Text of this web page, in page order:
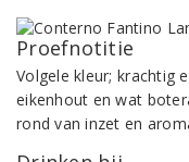
Proefnotitie
Volgele kleur; krachtig
eikenhout en wat
rond van inzet en